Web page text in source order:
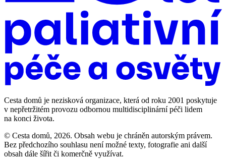
Cesta domů je nezisková organizace, která od roku 2001 poskytuje
v nepřetržitém provozu odbornou multidisciplinární péči lidem
na konci života.
© Cesta domů, 2026. Obsah webu je chráněn autorským právem.
Bez předchozího souhlasu není možné texty, fotografie ani další
obsah dále šířit či komerčně využívat.